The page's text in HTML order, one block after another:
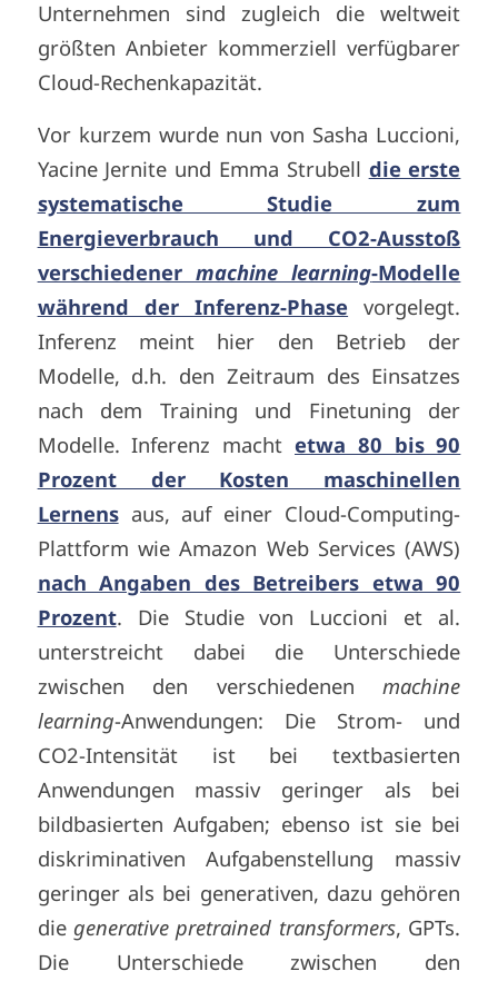
Unternehmen sind zugleich die weltweit
größten Anbieter kommerziell verfügbarer
Cloud-Rechenkapazität.
Vor kurzem wurde nun von Sasha Luccioni,
Yacine Jernite und Emma Strubell die erste
systematische Studie zum
Energieverbrauch und CO2-Ausstoß
verschiedener machine learning-Modelle
während der Inferenz-Phase vorgelegt.
Inferenz meint hier den Betrieb der
Modelle, d.h. den Zeitraum des Einsatzes
nach dem Training und Finetuning der
Modelle. Inferenz macht etwa 80 bis 90
Prozent der Kosten maschinellen
Lernensaus, auf einer Cloud-Computing-
Plattform wie Amazon Web Services (AWS)
nach Angaben des Betreibers etwa 90
Prozent. Die Studie von Luccioni et al.
unterstreicht dabei die Unterschiede
zwischen den verschiedenenmachine
learning-Anwendungen: Die Strom- und
CO2-Intensität ist bei textbasierten
Anwendungen massiv geringer als bei
bildbasierten Aufgaben; ebenso ist sie bei
diskriminativen Aufgabenstellung massiv
geringer als bei generativen, dazu gehören
die generative pretrained transformers, GPTs.
Die Unterschiede zwischen den